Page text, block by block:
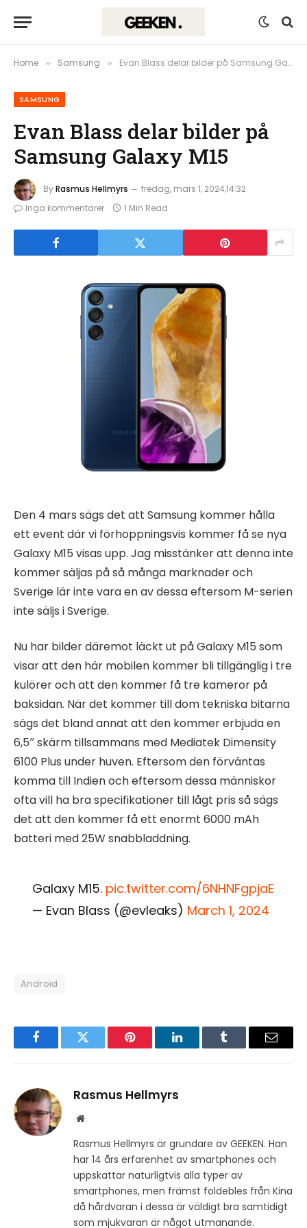
Home » Samsung » Evan Blass delar bilder på Samsung Galaxy M15
SAMSUNG
Evan Blass delar bilder på
Samsung Galaxy M15
ByRasmus Hellmyrs
fredag, mars 1, 2024,14:32
Inga kommentarer
1 Min Read
Den 4 mars sägs det att Samsung kommer hålla
ett event där vi förhoppningsvis kommer få se nya
Galaxy M15 visas upp. Jag misstänker att denna inte
kommer säljas på så många marknader och
Sverige lär inte vara en av dessa eftersom M-serien
inte säljs i Sverige.
Nu har bilder däremot läckt ut på Galaxy M15 som
visar att den här mobilen kommer bli tillgänglig i tre
kulörer och att den kommer få tre kameror på
baksidan. När det kommer till dom tekniska bitarna
sägs det bland annat att den kommer erbjuda en
6,5″ skärm tillsammans med Mediatek Dimensity
6100 Plus under huven. Eftersom den förväntas
komma till Indien och eftersom dessa människor
ofta vill ha bra specifikationer till lågt pris så sägs
det att den kommer få ett enormt 6000 mAh
batteri med 25W snabbladdning.
Galaxy M15. pic.twitter.com/6NHNFgpjaE
— Evan Blass (@evleaks) March 1, 2024
Android
FacebookTwitter Pinterest LinkedInTumblr Email
Rasmus Hellmyrs
Website
Rasmus Hellmyrs är grundare av GEEKEN. Han
har 14 års erfarenhet av smartphones och
uppskattar naturligtvis alla typer av
smartphones, men främst foldebles från Kina
då hårdvaran i dessa är väldigt bra samtidigt
som mjukvaran är något utmanande.